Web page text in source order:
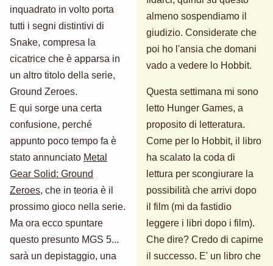
inquadrato in volto porta
tutti i segni distintivi di
Snake, compresa la
cicatrice che è apparsa in
un altro titolo della serie,
Ground Zeroes.
E qui sorge una certa
confusione, perché
appunto poco tempo fa è
stato annunciato Metal
Gear Solid: Ground
Zeroes, che in teoria è il
prossimo gioco nella serie.
Ma ora ecco spuntare
questo presunto MGS 5...
sarà un depistaggio, una
almeno sospendiamo il
giudizio. Considerate che
poi ho l'ansia che domani
vado a vedere lo Hobbit.
Questa settimana mi sono
letto Hunger Games, a
proposito di letteratura.
Come per lo Hobbit, il libro
ha scalato la coda di
lettura per scongiurare la
possibilità che arrivi dopo
il film (mi da fastidio
leggere i libri dopo i film).
Che dire? Credo di capirne
il successo. E' un libro che